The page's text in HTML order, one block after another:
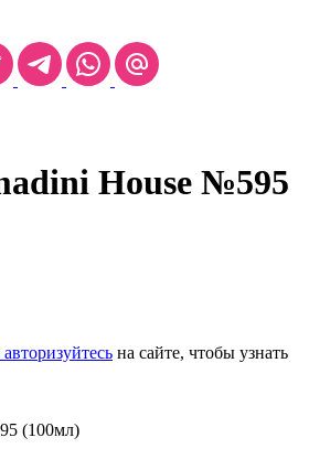
House №595
на сайте, чтобы узнать